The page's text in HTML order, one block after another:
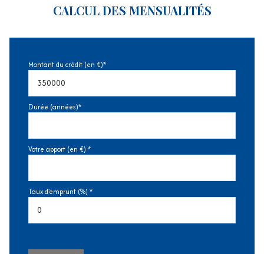
CALCUL DES MENSUALITÉS
Montant du crédit (en €)*
Durée (années)*
Votre apport (en €) *
Taux d'emprunt (%) *